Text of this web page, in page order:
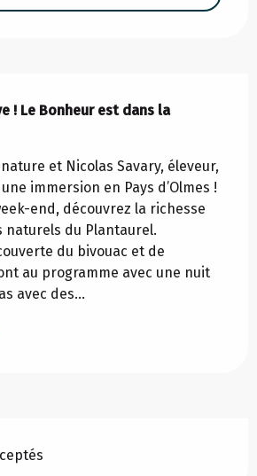
! Le Bonheur est dans la
et Nicolas Savary, éleveur,
immersion en Pays d’Olmes !
end, découvrez la richesse
naturels du Plantaurel.
du bivouac et de
au programme avec une nuit
avec des...